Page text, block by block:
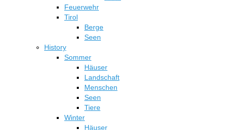
Feuerwehr
Tirol
Berge
Seen
History
Sommer
Häuser
Landschaft
Menschen
Seen
Tiere
Winter
Häuser